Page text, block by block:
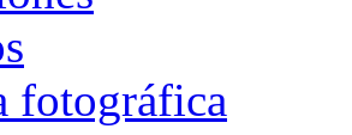
fotográfica